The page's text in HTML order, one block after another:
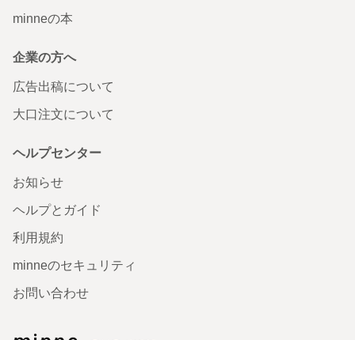
minneの本
企業の方へ
広告出稿について
大口注文について
ヘルプセンター
お知らせ
ヘルプとガイド
利用規約
minneのセキュリティ
お問い合わせ